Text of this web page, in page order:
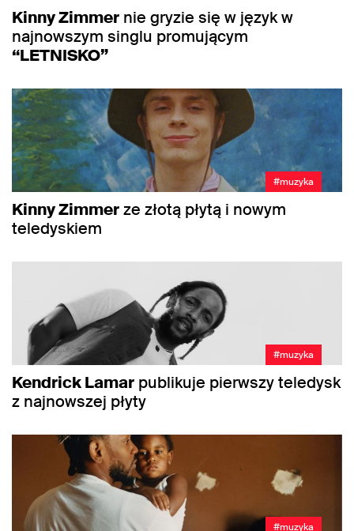
Kinny Zimmer nie gryzie się w język w
najnowszym singlu promującym
“LETNISKO”
#muzyka
Kinny Zimmerze złotą płytą i nowym
teledyskiem
#muzyka
Kendrick Lamar publikuje pierwszy teledysk
z najnowszej płyty
#muzyka